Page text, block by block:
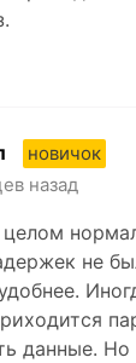
новичок
назад
не
данные.